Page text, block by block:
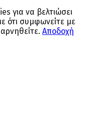
για να βελτιώσει
ότι συμφωνείτε με
Αποδοχή